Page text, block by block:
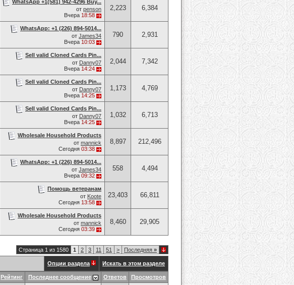
WhatsApp +1(581) 942-4296 Buy...
от penson
Вчера 18:58
2,223 6,384
WhatsApp: +1 (226) 894-5014​...
от James34
Вчера 10:03
790 2,931
Sell valid Cloned Cards Pin...
от Danny07
Вчера 14:24
2,044 7,342
Sell valid Cloned Cards Pin...
от Danny07
Вчера 14:25
1,173 4,769
Sell valid Cloned Cards Pin...
от Danny07
Вчера 14:25
1,032 6,713
Wholesale Household Products
от mannick
Сегодня 03:38
8,897 212,496
WhatsApp: +1 (226) 894-5014​...
от James34
Вчера 09:32
558 4,494
Помощь ветеранам
от Koote
Сегодня 13:58
23,403 66,811
Wholesale Household Products
от mannick
Сегодня 03:39
8,460 29,905
Страница 1 из 1580 1 2 3 11 51 > Последняя »
Опции раздела Искать в этом разделе
Рейтинг Последнее сообщение Ответов Просмотров